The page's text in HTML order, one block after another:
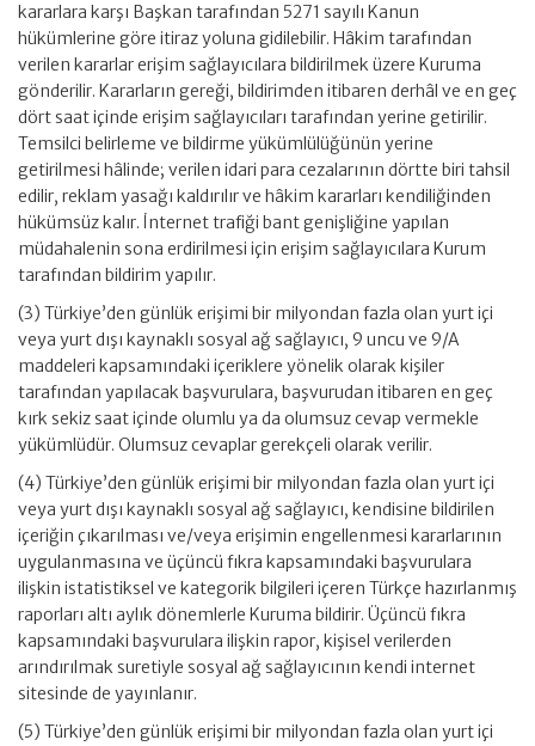
kararlara karşı Başkan tarafından 5271 sayılı Kanun
hükümlerine göre itiraz yoluna gidilebilir. Hâkim tarafından
verilen kararlar erişim sağlayıcılara bildirilmek üzere Kuruma
gönderilir. Kararların gereği, bildirimden itibaren derhâl ve en geç
dört saat içinde erişim sağlayıcıları tarafından yerine getirilir.
Temsilci belirleme ve bildirme yükümlülüğünün yerine
getirilmesi hâlinde; verilen idari para cezalarının dörtte biri tahsil
edilir, reklam yasağı kaldırılır ve hâkim kararları kendiliğinden
hükümsüz kalır. İnternet trafiği bant genişliğine yapılan
müdahalenin sona erdirilmesi için erişim sağlayıcılara Kurum
tarafından bildirim yapılır.
(3) Türkiye’den günlük erişimi bir milyondan fazla olan yurt içi
veya yurt dışı kaynaklı sosyal ağ sağlayıcı, 9 uncu ve 9/A
maddeleri kapsamındaki içeriklere yönelik olarak kişiler
tarafından yapılacak başvurulara, başvurudan itibaren en geç
kırk sekiz saat içinde olumlu ya da olumsuz cevap vermekle
yükümlüdür. Olumsuz cevaplar gerekçeli olarak verilir.
(4) Türkiye’den günlük erişimi bir milyondan fazla olan yurt içi
veya yurt dışı kaynaklı sosyal ağ sağlayıcı, kendisine bildirilen
içeriğin çıkarılması ve/veya erişimin engellenmesi kararlarının
uygulanmasına ve üçüncü fıkra kapsamındaki başvurulara
ilişkin istatistiksel ve kategorik bilgileri içeren Türkçe hazırlanmış
raporları altı aylık dönemlerle Kuruma bildirir. Üçüncü fıkra
kapsamındaki başvurulara ilişkin rapor, kişisel verilerden
arındırılmak suretiyle sosyal ağ sağlayıcının kendi internet
sitesinde de yayınlanır.
(5) Türkiye’den günlük erişimi bir milyondan fazla olan yurt içi